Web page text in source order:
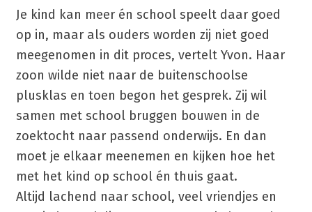
Je kind kan meer én school speelt daar goed
op in, maar als ouders worden zij niet goed
meegenomen in dit proces, vertelt Yvon. Haar
zoon wilde niet naar de buitenschoolse
plusklas en toen begon het gesprek. Zij wil
samen met school bruggen bouwen in de
zoektocht naar passend onderwijs. En dan
moet je elkaar meenemen en kijken hoe het
met het kind op school én thuis gaat.
Altijd lachend naar school, veel vriendjes en